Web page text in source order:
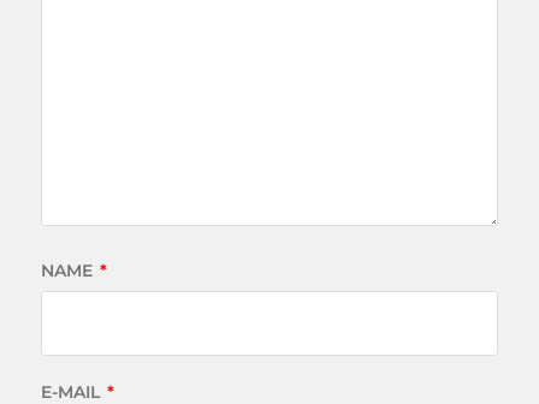
NAME *
E-MAIL *